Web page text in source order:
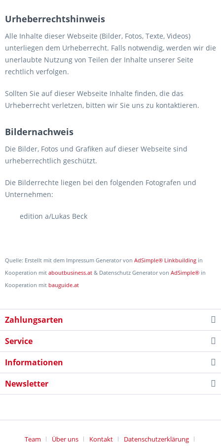
Urheberrechtshinweis
Alle Inhalte dieser Webseite (Bilder, Fotos, Texte, Videos)
unterliegen dem Urheberrecht. Falls notwendig, werden wir die
unerlaubte Nutzung von Teilen der Inhalte unserer Seite
rechtlich verfolgen.
Sollten Sie auf dieser Webseite Inhalte finden, die das
Urheberrecht verletzen, bitten wir Sie uns zu kontaktieren.
Bildernachweis
Die Bilder, Fotos und Grafiken auf dieser Webseite sind
urheberrechtlich geschützt.
Die Bilderrechte liegen bei den folgenden Fotografen und
Unternehmen:
edition a/Lukas Beck
Quelle: Erstellt mit dem Impressum Generator von AdSimple® Linkbuilding in
Kooperation mit aboutbusiness.at & Datenschutz Generator von AdSimple® in
Kooperation mit bauguide.at
Zahlungsarten
Service
Informationen
Newsletter
Team Über uns Kontakt Datenschutzerklärung